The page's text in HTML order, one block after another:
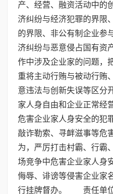
产、经营、融资活动中的
济纠纷与经济犯罪的界限
的界限、非公有制企业参
济纠纷与恶意侵占国有资
作中涉及企业家的问题，
重将主动行贿与被动行贿
意违法与创新失误等区分
家人身自由和企业正常经
危害企业家人身安全的犯
敲诈勒索、寻衅滋事等危
为，严厉打击村霸、行霸
场竞争中危害企业家人身
侮辱、诽谤等侵害企业家
行挂牌督办。 责任单位